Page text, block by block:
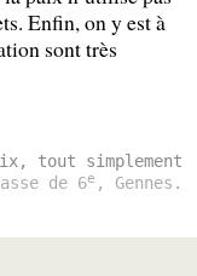
Enfin, on y est à
sont très
tout simplement
de 6e , Gennes.